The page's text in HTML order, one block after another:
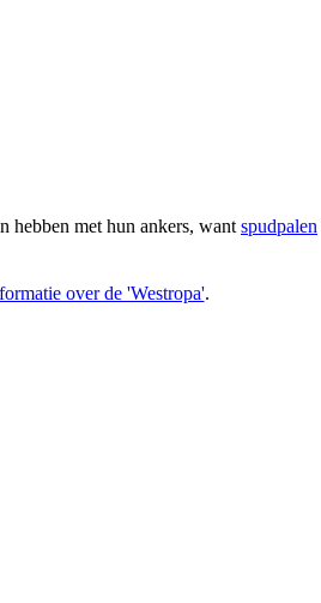
hebben met hun ankers, want spudpalen
over de 'Westropa'.